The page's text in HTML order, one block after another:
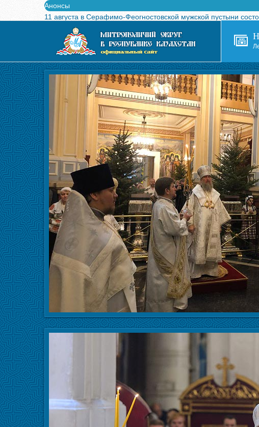
Анонсы
11 августа в Серафимо-Феогностовской мужской пустыни
Выпущен в свет буклет о проведении Международного
Вышел в свет новый номер журнала «Свет Православия в
Вышла в свет монография «Управляющие Алма-Атинской
Алма-Атинская духовная семинария объявляет прием